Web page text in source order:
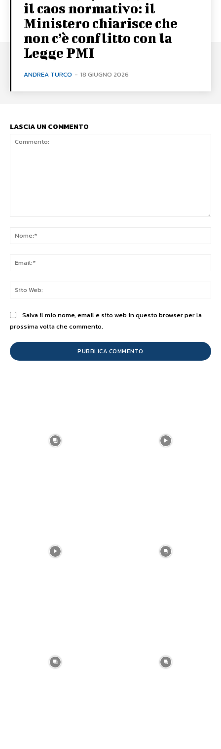
il caos normativo: il
Ministero chiarisce che
non c’è conflitto con la
Legge PMI
ANDREA TURCO - 18 GIUGNO 2026
LASCIA UN COMMENTO
Salva il mio nome, email e sito web in questo browser per la
prossima volta che commento.